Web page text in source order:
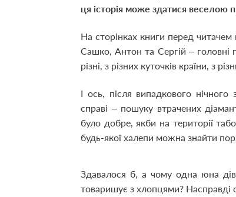
ця історія може здатися веселою
На сторінках книги перед
Сашко, Антон та Сергій – головні
різні, з різних куточків країни, з
І ось, після випадкового
справі – пошуку втрачених
було добре, якби на території
будь-якої халепи можна знайти
Здавалося б, а чому одна юна
товаришує з хлопцями? Насправді